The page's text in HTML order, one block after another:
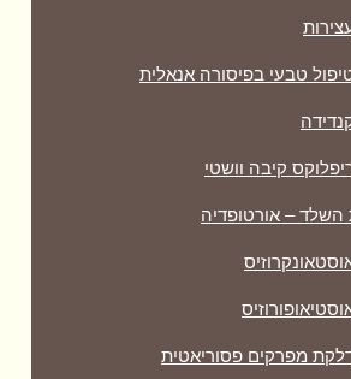
טבעי בפיסורה אנאלית
קיבה וושטי
– אורטופדיה
מפרקים פסוריאטית